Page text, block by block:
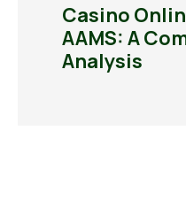
Casino
AAMS: A
Analysis